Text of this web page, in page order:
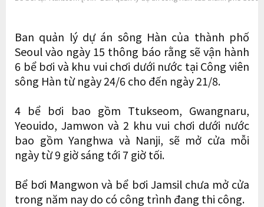
Ban quản lý dự án sông Hàn của thành phố
Seoul vào ngày 15 thông báo rằng sẽ vận hành
6 bể bơi và khu vui chơi dưới nước tại Công viên
sông Hàn từ ngày 24/6 cho đến ngày 21/8.
4 bể bơi bao gồm Ttukseom, Gwangnaru,
Yeouido, Jamwon và 2 khu vui chơi dưới nước
bao gồm Yanghwa và Nanji, sẽ mở cửa mỗi
ngày từ 9 giờ sáng tới 7 giờ tối.
Bể bơi Mangwon và bể bơi Jamsil chưa mở cửa
trong năm nay do có công trình đang thi công.